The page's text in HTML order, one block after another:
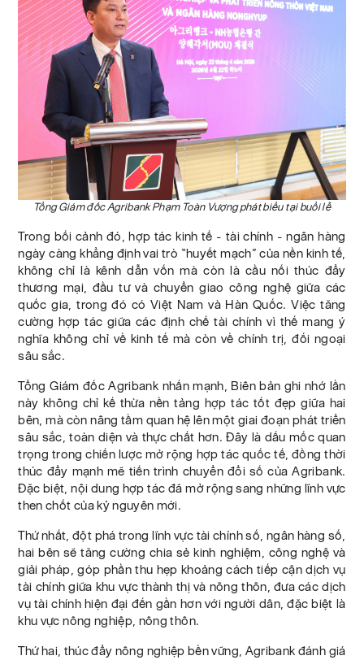
Tổng Giám đốc Agribank Phạm Toàn Vượng phát biểu tại buổi lễ
Trong bối cảnh đó, hợp tác kinh tế - tài chính - ngân hàng
ngày càng khẳng định vai trò “huyết mạch” của nền kinh tế,
không chỉ là kênh dẫn vốn mà còn là cầu nối thúc đẩy
thương mại, đầu tư và chuyển giao công nghệ giữa các
quốc gia, trong đó có Việt Nam và Hàn Quốc. Việc tăng
cường hợp tác giữa các định chế tài chính vì thế mang ý
nghĩa không chỉ về kinh tế mà còn về chính trị, đối ngoại
sâu sắc.
Tổng Giám đốc Agribank nhấn mạnh, Biên bản ghi nhớ lần
này không chỉ kế thừa nền tảng hợp tác tốt đẹp giữa hai
bên, mà còn nâng tầm quan hệ lên một giai đoạn phát triển
sâu sắc, toàn diện và thực chất hơn. Đây là dấu mốc quan
trọng trong chiến lược mở rộng hợp tác quốc tế, đồng thời
thúc đẩy mạnh mẽ tiến trình chuyển đổi số của Agribank.
Đặc biệt, nội dung hợp tác đã mở rộng sang những lĩnh vực
then chốt của kỷ nguyên mới.
Thứ nhất, đột phá trong lĩnh vực tài chính số, ngân hàng số,
hai bên sẽ tăng cường chia sẻ kinh nghiệm, công nghệ và
giải pháp, góp phần thu hẹp khoảng cách tiếp cận dịch vụ
tài chính giữa khu vực thành thị và nông thôn, đưa các dịch
vụ tài chính hiện đại đến gần hơn với người dân, đặc biệt là
khu vực nông nghiệp, nông thôn.
Thứ hai, thúc đẩy nông nghiệp bền vững, Agribank đánh giá